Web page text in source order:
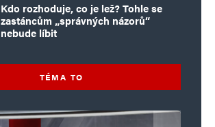
Kdo rozhoduje, co je lež? Tohle se
zastáncům „správných názorů“
nebude líbit
TÉMA TO